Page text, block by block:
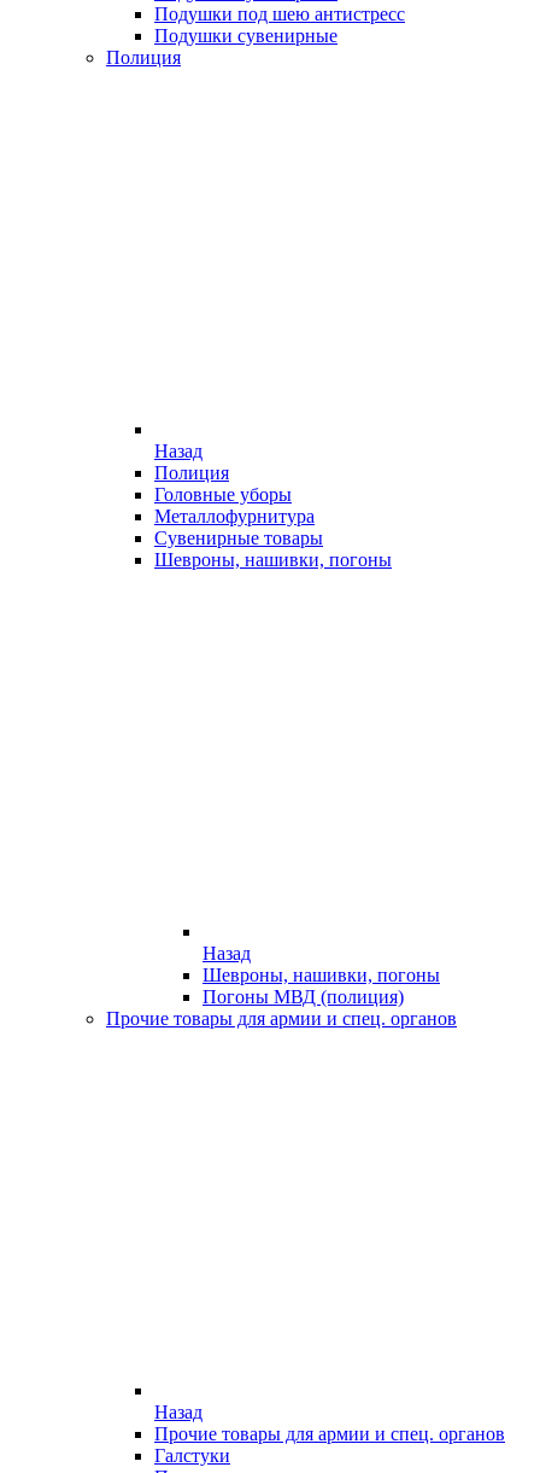
Подушки под шею антистресс
Подушки сувенирные
Полиция
Назад
Полиция
Головные уборы
Металлофурнитура
Сувенирные товары
Шевроны, нашивки, погоны
Назад
Шевроны, нашивки, погоны
Погоны МВД (полиция)
Прочие товары для армии и спец. органов
Назад
Прочие товары для армии и спец. органов
Галстуки